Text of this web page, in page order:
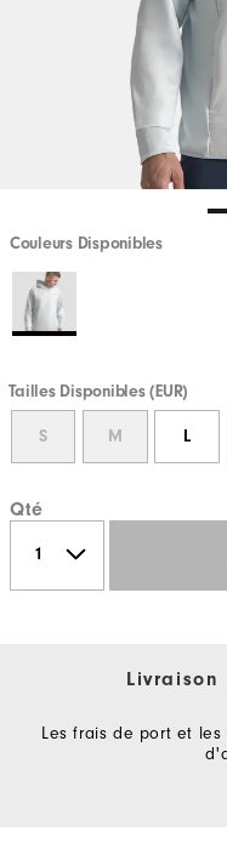
Couleurs Disponibles
Tailles Disponibles (EUR)
S M L
Qté
Livraison
Les frais de port et